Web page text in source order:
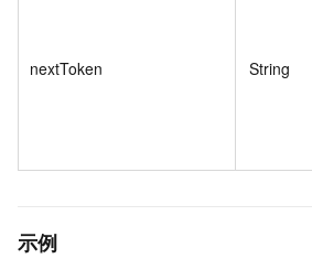
nextToken String
示例